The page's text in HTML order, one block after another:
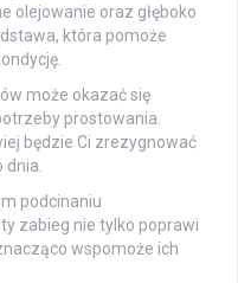
olejowanie oraz głęboko
która pomoże
może okazać się
prostowania.
będzie Ci zrezygnować
podcinaniu
zabieg nie tylko poprawi
wspomoże ich